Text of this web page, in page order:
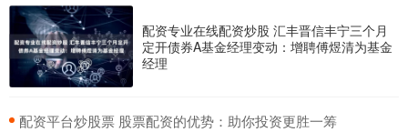
配资专业在线配资炒股 汇丰晋信丰宁三个月
定开债券A基金经理变动：增聘傅煜清为基金
经理
​配资平台炒股票 股票配资的优势：助你投资更胜一筹